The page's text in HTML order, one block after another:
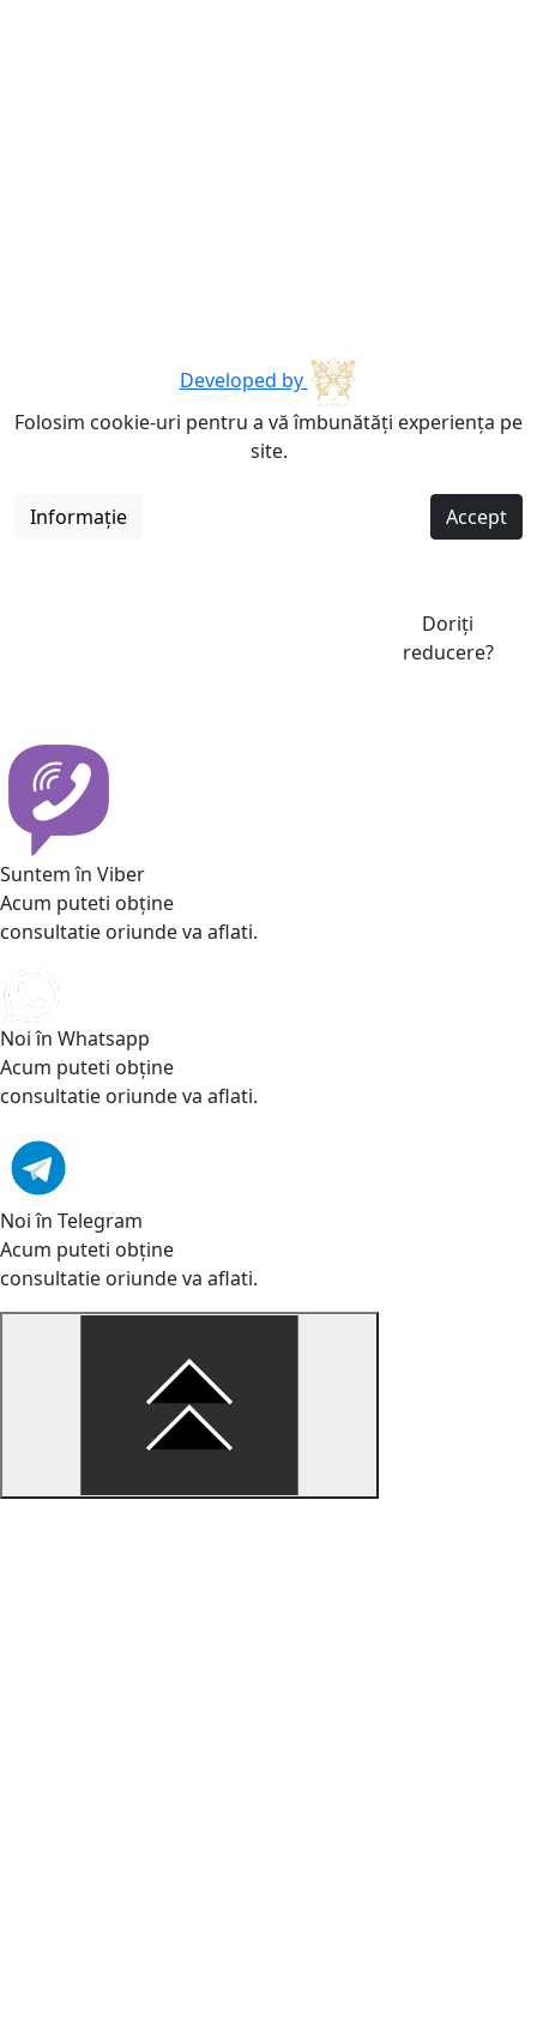
Developed by
Folosim cookie-uri pentru a vă îmbunătăți experiența pe
site.
Informație Accept
Doriți
reducere?
Suntem în Viber
Acum puteti obține
consultatie oriunde va aflati.
Noi în Whatsapp
Acum puteti obține
consultatie oriunde va aflati.
Noi în Telegram
Acum puteti obține
consultatie oriunde va aflati.